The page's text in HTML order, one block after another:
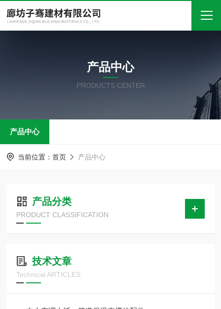
关于我们
产品中心
在线留言
产品中心
PRODUCTS CENTER
产品中心
当前位置： 首页 产品中心
产品分类
PRODUCT CLASSIFICATION
技术文章
Technical ARTICLES